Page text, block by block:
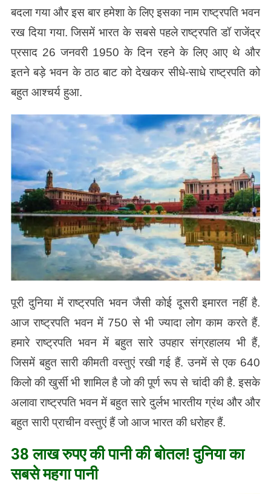
बदला गया और इस बार हमेशा के लिए इसका नाम राष्ट्रपति भवन
रख दिया गया. जिसमें भारत के सबसे पहले राष्ट्रपति डॉ राजेंद्र
प्रसाद 26 जनवरी 1950 के दिन रहने के लिए आए थे और
इतने बड़े भवन के ठाठ बाट को देखकर सीधे-साधे राष्ट्रपति को
बहुत आश्चर्य हुआ.
पूरी दुनिया में राष्ट्रपति भवन जैसी कोई दूसरी इमारत नहीं है.
आज राष्ट्रपति भवन में 750 से भी ज्यादा लोग काम करते हैं.
हमारे राष्ट्रपति भवन में बहुत सारे उपहार संग्रहालय भी हैं,
जिसमें बहुत सारी कीमती वस्तुएं रखी गई हैं. उनमें से एक 640
किलो की खुर्सी भी शामिल है जो की पूर्ण रूप से चांदी की है. इसके
अलावा राष्ट्रपति भवन में बहुत सारे दुर्लभ भारतीय ग्रंथ और और
बहुत सारी प्राचीन वस्तुएं हैं जो आज भारत की धरोहर हैं.
38 लाख रुपए की पानी की बोतल! दुनिया का
सबसे महगा पानी